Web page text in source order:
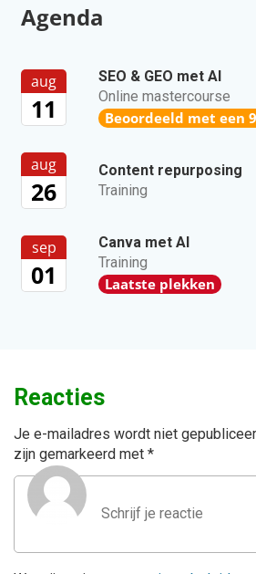
Agenda
aug
11
SEO & GEO met AI
Online mastercourse
Beoordeeld met een
aug
26
Content repurposing
Training
sep
01
Canva met AI
Training
Laatste plekken
Reacties
Je e-mailadres wordt niet
zijn gemarkeerd met *